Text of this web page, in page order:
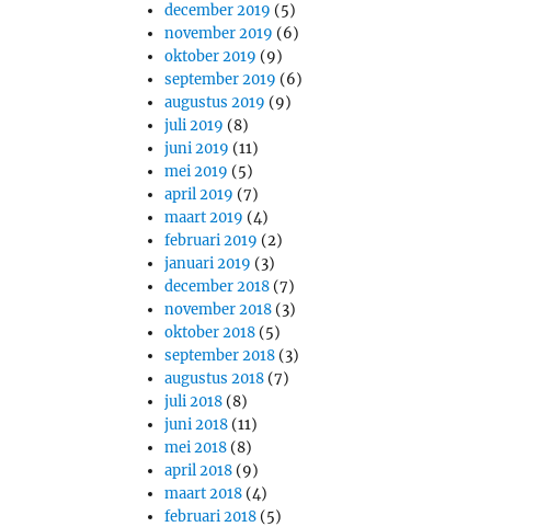
december 2019 (5)
november 2019 (6)
oktober 2019 (9)
september 2019 (6)
augustus 2019 (9)
juli 2019 (8)
juni 2019 (11)
mei 2019 (5)
april 2019 (7)
maart 2019 (4)
februari 2019 (2)
januari 2019 (3)
december 2018 (7)
november 2018 (3)
oktober 2018 (5)
september 2018 (3)
augustus 2018 (7)
juli 2018 (8)
juni 2018 (11)
mei 2018 (8)
april 2018 (9)
maart 2018 (4)
februari 2018 (5)